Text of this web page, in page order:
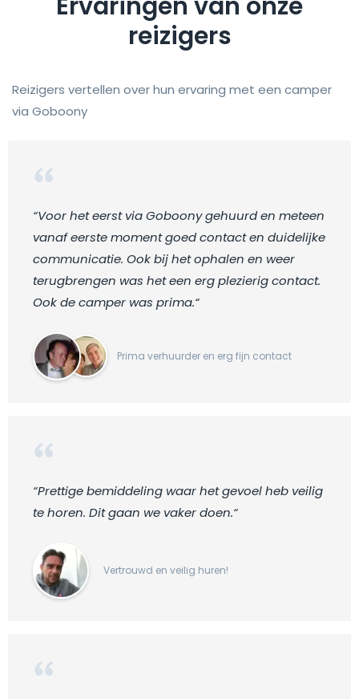
reizigers
Reizigers vertellen over hun ervaring met een camper
via Goboony
“Voor het eerst via Goboony gehuurd en meteen
vanaf eerste moment goed contact en duidelijke
communicatie. Ook bij het ophalen en weer
terugbrengen was het een erg plezierig contact.
Ook de camper was prima.“
Prima verhuurder en erg fijn contact
“Prettige bemiddeling waar het gevoel heb veilig
te horen. Dit gaan we vaker doen.“
Vertrouwd en veilig huren!